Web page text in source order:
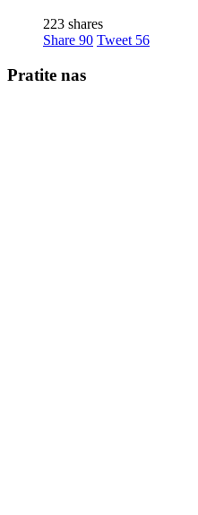
223 shares
Share 90 Tweet 56
Pratite nas